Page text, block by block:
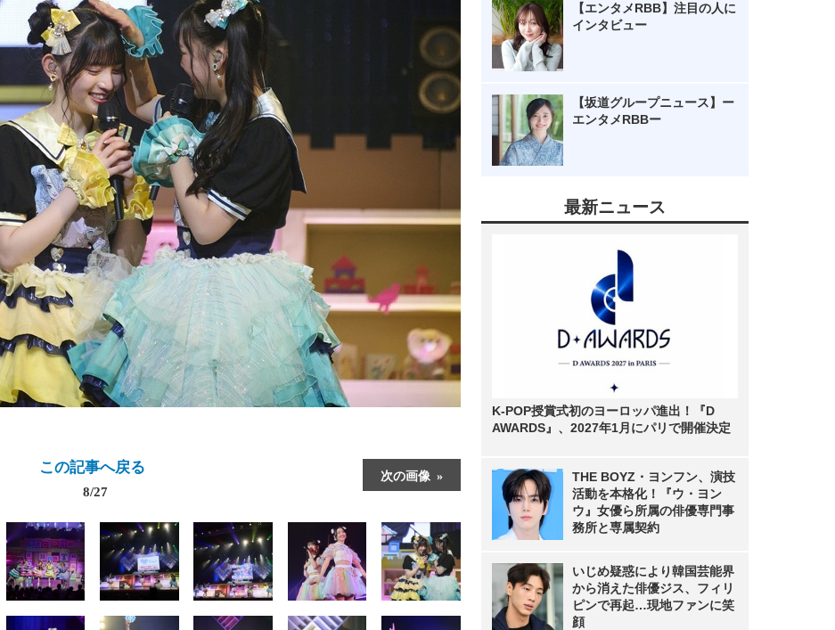
次の画像
この記事へ戻る
8/27
【エンタメRBB】注目の人に
インタビュー
【坂道グループニュース】ー
エンタメRBBー
最新ニュース
K-POP授賞式初のヨーロッパ進出！『D
AWARDS』、2027年1月にパリで開催決定
THE BOYZ・ヨンフン、演技
活動を本格化！『ウ・ヨン
ウ』女優ら所属の俳優専門事
務所と専属契約
いじめ疑惑により韓国芸能界
から消えた俳優ジス、フィリ
ピンで再起…現地ファンに笑
顔